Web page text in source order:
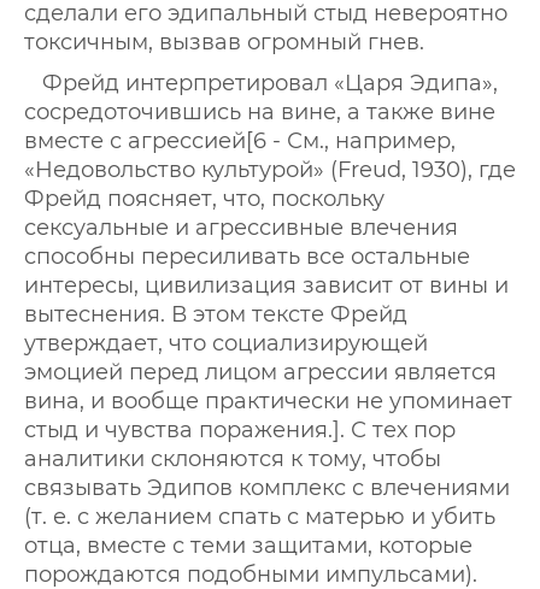
сделали его эдипальный стыд невероятно
токсичным, вызвав огромный гнев.
Фрейд интерпретировал «Царя Эдипа»,
сосредоточившись на вине, а также вине
вместе с агрессией[6 - См., например,
«Недовольство культурой» (Freud, 1930), где
Фрейд поясняет, что, поскольку
сексуальные и агрессивные влечения
способны пересиливать все остальные
интересы, цивилизация зависит от вины и
вытеснения. В этом тексте Фрейд
утверждает, что социализирующей
эмоцией перед лицом агрессии является
вина, и вообще практически не упоминает
стыд и чувства поражения.]. С тех пор
аналитики склоняются к тому, чтобы
связывать Эдипов комплекс с влечениями
(т. е. с желанием спать с матерью и убить
отца, вместе с теми защитами, которые
порождаются подобными импульсами).